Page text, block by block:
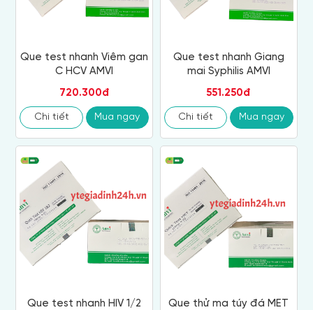
Que test nhanh Viêm gan
C HCV AMVI
720.300đ
Chi tiết Mua ngay
Que test nhanh Giang
mai Syphilis AMVI
551.250đ
Chi tiết Mua ngay
Que test nhanh HIV 1/2
Que thử ma túy đá MET